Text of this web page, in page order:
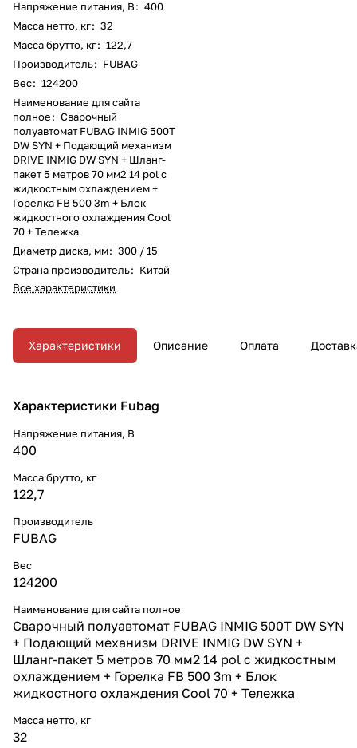
Напряжение питания, В: 400
Масса нетто, кг: 32
Масса брутто, кг: 122,7
Производитель: FUBAG
Вес: 124200
Наименование для сайта
полное: Сварочный
полуавтомат FUBAG INMIG 500T
DW SYN + Подающий механизм
DRIVE INMIG DW SYN + Шланг-
пакет 5 метров 70 мм2 14 pol с
жидкостным охлаждением +
Горелка FB 500 3m + Блок
жидкостного охлаждения Cool
70 + Тележка
Диаметр диска, мм: 300 / 15
Страна производитель: Китай
Все характеристики
Характеристики Описание Оплата
Характеристики Fubag
Напряжение питания, В
400
Масса брутто, кг
122,7
Производитель
FUBAG
Вес
124200
Наименование для сайта полное
Сварочный полуавтомат FUBAG INMIG 500T DW SYN
+ Подающий механизм DRIVE INMIG DW SYN +
Шланг-пакет 5 метров 70 мм2 14 pol с жидкостным
охлаждением + Горелка FB 500 3m + Блок
жидкостного охлаждения Cool 70 + Тележка
Масса нетто, кг
32